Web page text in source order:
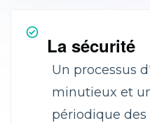
La sécurité
Un processus
minutieux et
périodique des